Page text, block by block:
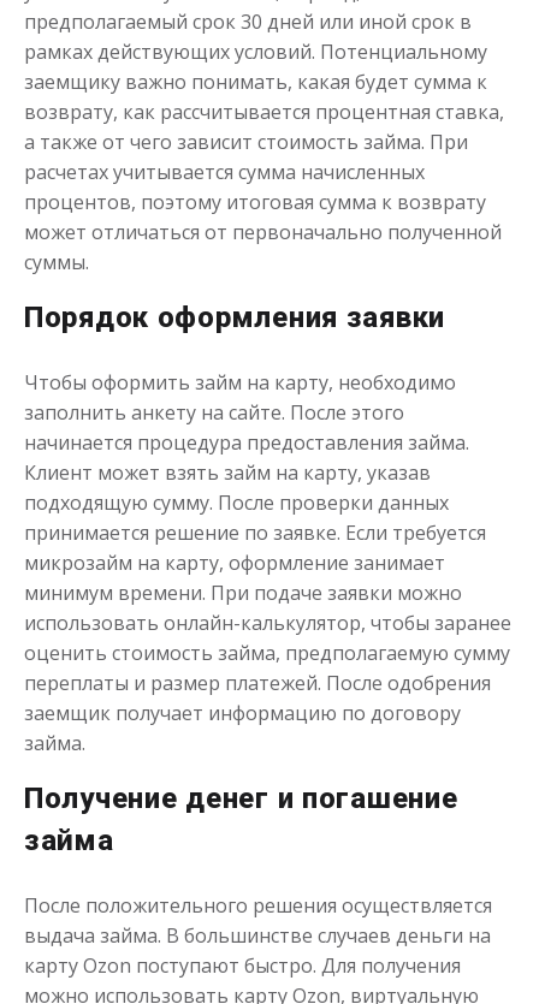
Получить
Срок от 1до 30 дня
Получить
Переведём в долг
50 000
Получить
предполагаемый срок 30 дней или иной срок в
рамках действующих условий. Потенциальному
заемщику важно понимать, какая будет сумма к
возврату, как рассчитывается процентная ставка,
а также от чего зависит стоимость займа. При
расчетах учитывается сумма начисленных
процентов, поэтому итоговая сумма к возврату
может отличаться от первоначально полученной
суммы.
Порядок оформления заявки
Чтобы оформить займ на карту, необходимо
заполнить анкету на сайте. После этого
начинается процедура предоставления займа.
Клиент может взять займ на карту, указав
подходящую сумму. После проверки данных
принимается решение по заявке. Если требуется
микрозайм на карту, оформление занимает
минимум времени. При подаче заявки можно
использовать онлайн-калькулятор, чтобы заранее
оценить стоимость займа, предполагаемую сумму
переплаты и размер платежей. После одобрения
заемщик получает информацию по договору
займа.
Получение денег и погашение
займа
После положительного решения осуществляется
выдача займа. В большинстве случаев деньги на
карту Ozon поступают быстро. Для получения
можно использовать карту Ozon, виртуальную